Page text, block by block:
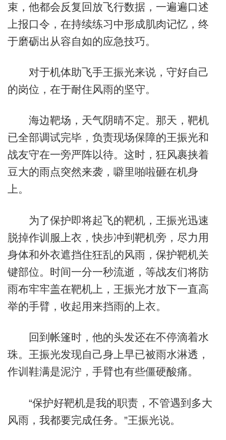
束，他都会反复回放飞行数据，一遍遍口述
上报口令，在持续练习中形成肌肉记忆，终
于磨砺出从容自如的应急技巧。
对于机体助飞手王振光来说，守好自己
的岗位，在于耐住风雨的坚守。
海边靶场，天气阴晴不定。那天，靶机
已全部调试完毕，负责现场保障的王振光和
战友守在一旁严阵以待。这时，狂风裹挟着
豆大的雨点突然来袭，噼里啪啦砸在机身
上。
为了保护即将起飞的靶机，王振光迅速
脱掉作训服上衣，快步冲到靶机旁，尽力用
身体和外衣遮挡住狂乱的风雨，保护靶机关
键部位。时间一分一秒流逝，等战友们将防
雨布牢牢盖在靶机上，王振光才放下一直高
举的手臂，收起用来挡雨的上衣。
回到帐篷时，他的头发还在不停滴着水
珠。王振光发现自己身上早已被雨水淋透，
作训鞋满是泥泞，手臂也有些僵硬酸痛。
“保护好靶机是我的职责，不管遇到多大
风雨，我都要完成任务。”王振光说。